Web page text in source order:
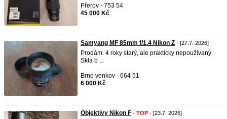
Přerov - 753 54
45 000 Kč
Samyang MF 85mm f/1.4 Nikon Z - [27.7. 2026]
Prodám. 4 roky starý, ale prakticky nepoužívaný.
Skla b ...
Brno venkov - 664 51
6 000 Kč
Objektivy Nikon F - TOP - [23.7. 2026]